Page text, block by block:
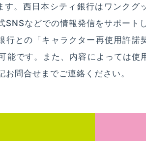
。西日本シティ銀行はワンクグ
などでの情報発信をサポート
との「キャラクター再使用許諾
能です。また、内容によっては使
問合せまでご連絡ください。